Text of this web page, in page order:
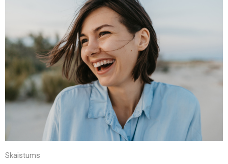
Skaistums